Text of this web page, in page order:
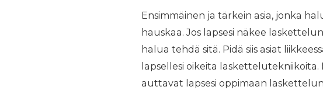
Ensimmäinen ja tärkein asia, jonka
hauskaa. Jos lapsesi näkee
halua tehdä sitä. Pidä siis asiat
lapsellesi oikeita
auttavat lapsesi oppimaan